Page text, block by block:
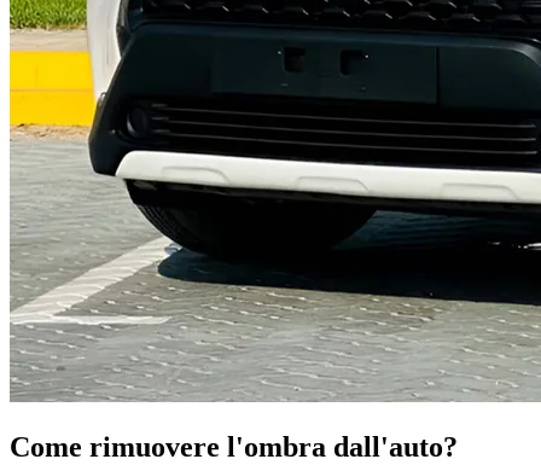
Come rimuovere l'ombra dall'auto?